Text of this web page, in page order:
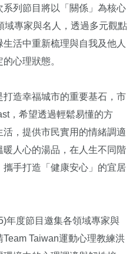
列節目將以「關係」為核心
域專家與名人，透過多元觀點
活中重新梳理與自我及他人
心理狀態。
造幸福城市的重要基石，市
，希望透過輕鬆易懂的方
，提供市民實用的情緒調適
人心的湯品，在人生不同階
手打造「健康安心」的宜居
年度節目邀集各領域專家與
Taiwan運動心理教練洪